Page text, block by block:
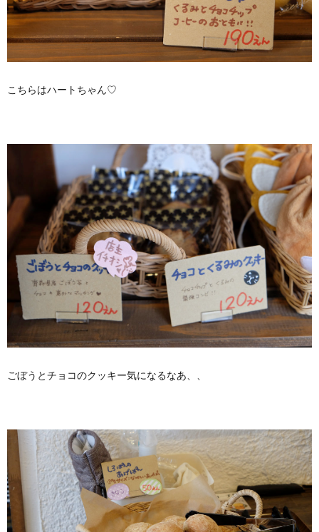
こちらはハートちゃん♡
ごぼうとチョコのクッキー気になるなあ、、